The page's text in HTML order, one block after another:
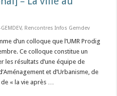
, Rencontres Infos Gemdev
d’un colloque que l’UMR Prodig
Ce colloque constitue un
résultats d’une équipe de
et d’Urbanisme, de
de « la vie après …